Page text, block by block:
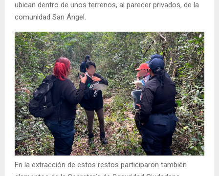
ubican dentro de unos terrenos, al parecer privados, de la
comunidad San Ángel.
En la extracción de estos restos participaron también